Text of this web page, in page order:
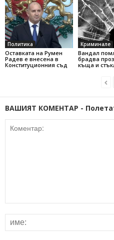
Политика
Оставката на Румен
Радев е внесена в
Конституционния съд
Криминале
Вандал
брадва
къща и
ВАШИЯТ КОМЕНТАР -